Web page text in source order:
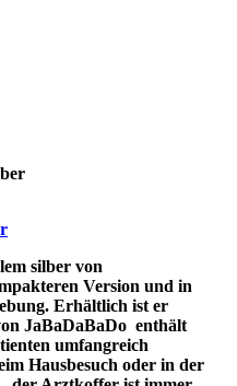
silber von
Version und in
Erhältlich ist er
JaBaDaBaDo enthält
umfangreich
Hausbesuch oder in der